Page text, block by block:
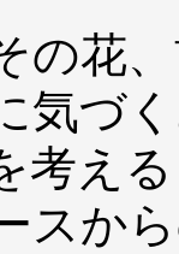
花
気づ
え
スか